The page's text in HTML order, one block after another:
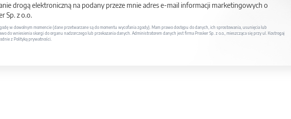
drogą elektroniczną na podany przeze mnie adres e-mail informacji marketingowych o
Sp. z o.o.
w dowolnym momencie (dane przetwarzane są do momentu wycofania zgody). Mam prawo dostępu do danych, ich sprostowania, usunięcia lub
do wniesienia skargi do organu nadzorczego lub przekazania danych. Administratorem danych jest firma Prosker Sp. z o.o., mieszcząca się przy ul. Kostrogaj
z Polityką prywatności.